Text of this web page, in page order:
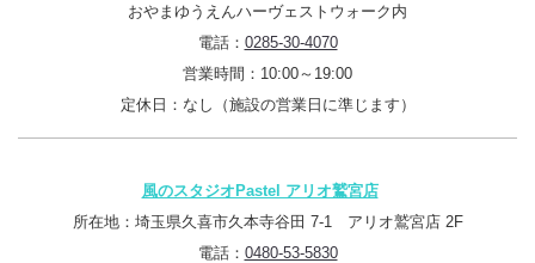
おやまゆうえんハーヴェストウォーク内
電話： 0285-30-4070
営業時間：10:00～19:00
定休日：なし（施設の営業日に準じます）
風のスタジオPastel アリオ鷲宮店
所在地：埼玉県久喜市久本寺谷田 7-1 アリオ鷲宮店 2F
電話： 0480-53-5830